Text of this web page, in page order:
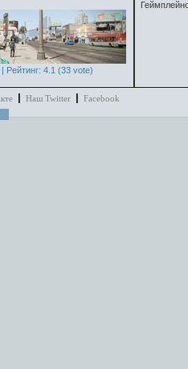
Рейтинг: 4.1 (33 vote)
Наш Twitter Facebook